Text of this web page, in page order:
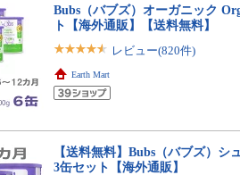
Bubs（バブズ）オーガニック
ト【海外通販】【送料無料】
レビュー(820件)
Earth Mart
【送料無料】Bubs（バブズ）
3缶セット【海外通販】